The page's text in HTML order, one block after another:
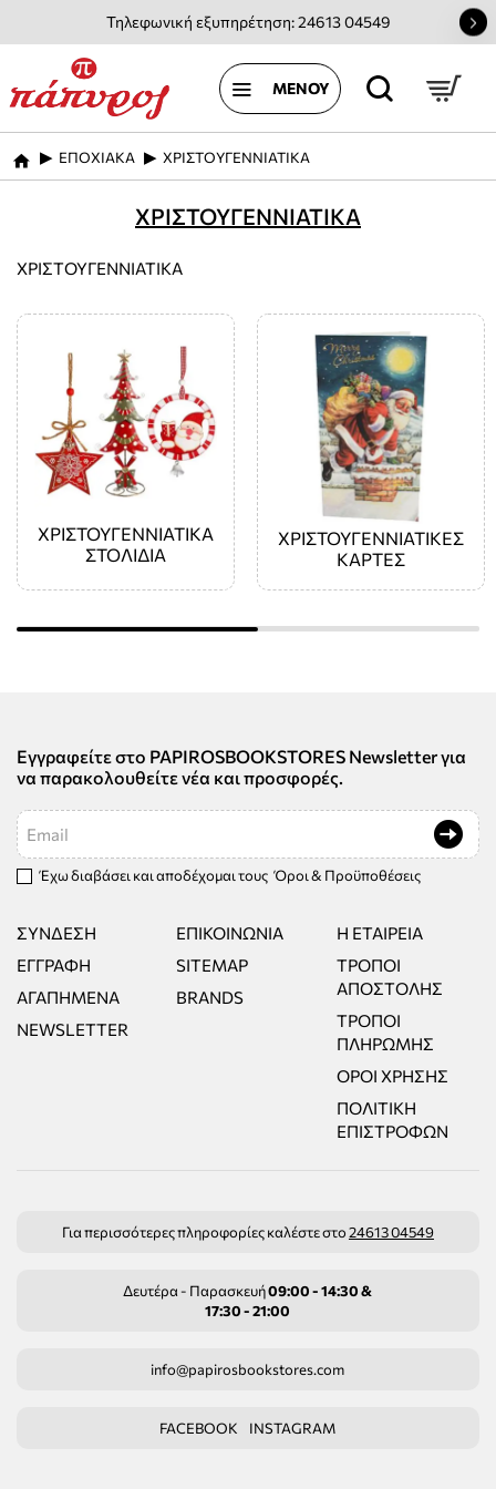
Τηλεφωνική εξυπηρέτηση: 24613 04549
home
ΕΠΟΧΙΑΚΑ ΧΡΙΣΤΟΥΓΕΝΝΙΑΤΙΚΑ
ΧΡΙΣΤΟΥΓΕΝΝΙΑΤΙΚΑ
ΧΡΙΣΤΟΥΓΕΝΝΙΑΤΙΚΑ
ΧΡΙΣΤΟΥΓΕΝΝΙΑΤΙΚΑ
ΣΤΟΛΙΔΙΑ
ΧΡΙΣΤΟΥΓΕΝΝΙΑΤΙΚΕΣ
ΚΑΡΤΕΣ
Εγγραφείτε στο PAPIROSBOOKSTORES Newsletter για
να παρακολουθείτε νέα και προσφορές.
Email
Έχω διαβάσει και αποδέχομαι τους Όροι & Προϋποθέσεις
ΣΎΝΔΕΣΗ
ΕΓΓΡΑΦΉ
ΑΓΑΠΗΜΈΝΑ
NEWSLETTER
ΕΠΙΚΟΙΝΩΝΊΑ
SITEMAP
BRANDS
Η ΕΤΑΙΡΕΊΑ
ΤΡΌΠΟΙ
ΑΠΟΣΤΟΛΉΣ
ΤΡΌΠΟΙ
ΠΛΗΡΩΜΉΣ
ΌΡΟΙ ΧΡΉΣΗΣ
ΠΟΛΙΤΙΚΉ
ΕΠΙΣΤΡΟΦΏΝ
Για περισσότερες πληροφορίες καλέστε στο24613 04549
Δευτέρα - Παρασκευή09:00 - 14:30 &
17:30 - 21:00
info@papirosbookstores.com
FACEBOOK INSTAGRAM